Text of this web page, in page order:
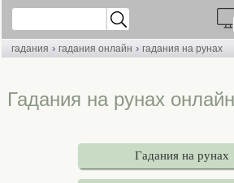
гадания › гадания онлайн › гадания на рунах
Гадания на рунах
Гадания на рунах